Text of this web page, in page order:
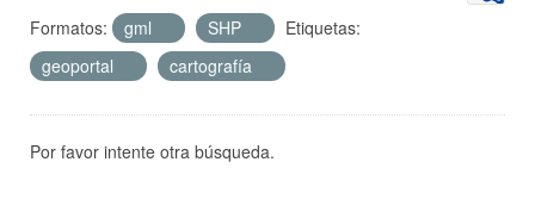
Formatos: gml SHP
Etiquetas:
geoportal
cartografía
Por favor intente otra búsqueda.